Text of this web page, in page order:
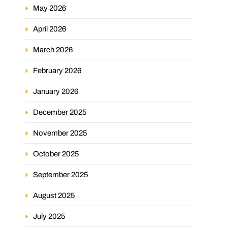
May 2026
April 2026
March 2026
February 2026
January 2026
December 2025
November 2025
October 2025
September 2025
August 2025
July 2025